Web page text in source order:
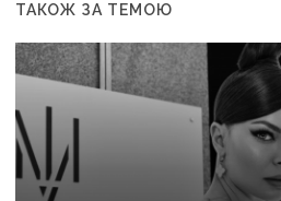
ТАКОЖ ЗА ТЕМОЮ